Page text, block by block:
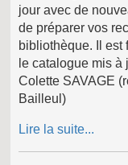
jour avec de
de préparer vos
bibliothèque. Il est
le catalogue mis
Colette SAVAGE
Bailleul)
Lire la suite...